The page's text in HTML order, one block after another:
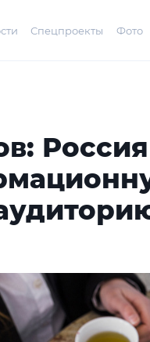
Спецпроекты Фото